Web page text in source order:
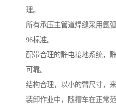
理。
所有承压主管道焊缝采用氩
96标准。
配带合理的静电接地系统，
可靠。
结构合理，以小的臂尺寸，
装卸作业中，随槽车在正常